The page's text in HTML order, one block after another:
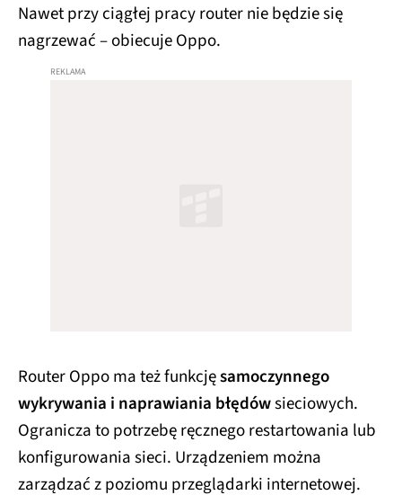
Nawet przy ciągłej pracy router nie będzie się
nagrzewać – obiecuje Oppo.
Router Oppo ma też funkcjęsamoczynnego
wykrywania i naprawiania błędówsieciowych.
Ogranicza to potrzebę ręcznego restartowania lub
konfigurowania sieci. Urządzeniem można
zarządzać z poziomu przeglądarki internetowej.